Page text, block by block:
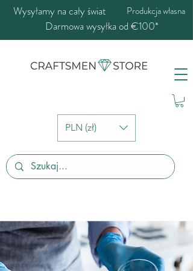
PLN (zł)
Wysyłamy na cały świat Produkcja własna
Darmowa wysyłka od €100*